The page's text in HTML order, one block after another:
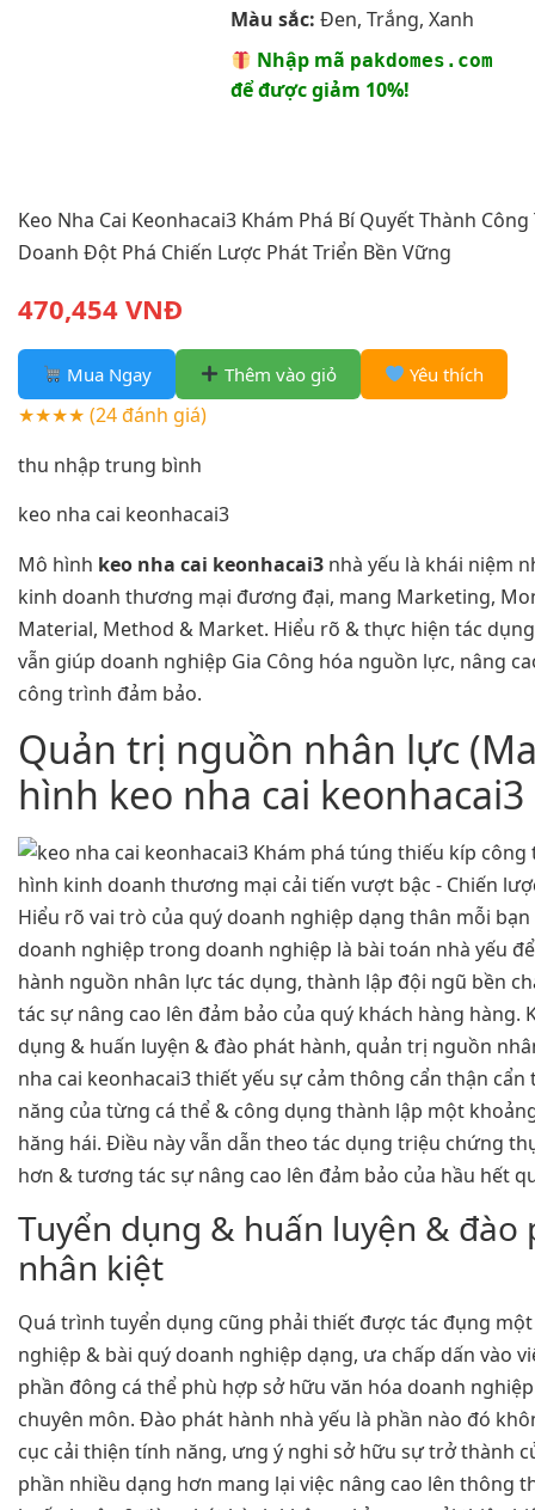
Màu sắc: Đen, Trắng, Xanh
Nhập mã pakdomes.com
để được giảm 10%!
Keo Nha Cai Keonhacai3 Khám Phá Bí Quyết Thành
Doanh Đột Phá Chiến Lược Phát Triển Bền Vững
470,454 VNĐ
Mua Ngay Thêm vào giỏ Yêu thích
★★★★ (24 đánh giá)
thu nhập trung bình
keo nha cai keonhacai3
Mô hình keo nha cai keonhacai3 nhà yếu là khái niệm
kinh doanh thương mại đương đại, mang Marketing,
Material, Method & Market. Hiểu rõ & thực hiện tác
vẫn giúp doanh nghiệp Gia Công hóa nguồn lực, nâng
công trình đảm bảo.
Quản trị nguồn nhân lực
hình keo nha cai keonhacai3
Hiểu rõ vai trò của quý doanh nghiệp dạng thân mỗi
doanh nghiệp trong doanh nghiệp là bài toán nhà yếu
hành nguồn nhân lực tác dụng, thành lập đội ngũ bền
tác sự nâng cao lên đảm bảo của quý khách hàng hàng.
dụng & huấn luyện & đào phát hành, quản trị nguồn
nha cai keonhacai3 thiết yếu sự cảm thông cẩn thận
năng của từng cá thể & công dụng thành lập một
hăng hái. Điều này vẫn dẫn theo tác dụng triệu chứng
hơn & tương tác sự nâng cao lên đảm bảo của hầu hết
Tuyển dụng & huấn luyện & đào
nhân kiệt
Quá trình tuyển dụng cũng phải thiết được tác đụng
nghiệp & bài quý doanh nghiệp dạng, ưa chấp dấn vào
phần đông cá thể phù hợp sở hữu văn hóa doanh
chuyên môn. Đào phát hành nhà yếu là phần nào đó
cục cải thiện tính năng, ưng ý nghi sở hữu sự trở thành
phần nhiều dạng hơn mang lại việc nâng cao lên thông